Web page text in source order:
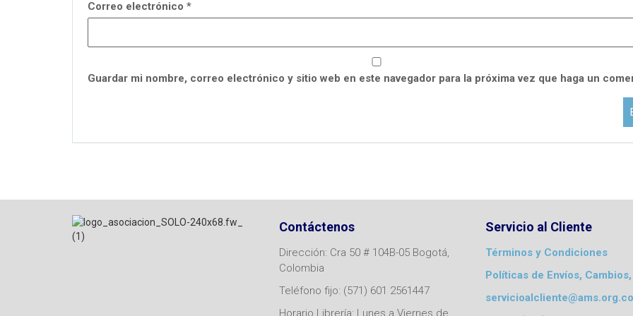
Correo electrónico *
Guardar mi nombre, correo electrónico y sitio web en este navegador para la próxima vez que haga un
Contáctenos
Dirección: Cra 50 # 104B-05 Bogotá,
Colombia
Teléfono fijo: (571) 601 2561447
Horario Librería: Lunes a Viernes de
Servicio al Cliente
Términos y Condiciones
Políticas de Envíos, Cambios,
servicioalcliente@ams.org.co